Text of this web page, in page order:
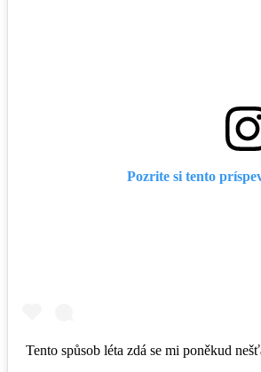
Pozrite si tento
Tento spůsob léta zdá se mi poněkud